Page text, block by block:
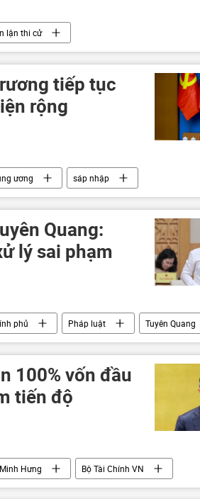
lận thi cử
thi cử
điểm thi
tiếp tục
rộng
ương
sáp nhập
Quang:
lý sai phạm
phủ Pháp luật
Tuyên Quang
Kỳ thi tốt nghiệp THPT tại Việt Nam
100% vốn đầu
tiến độ
Hưng
Bộ Tài Chính VN
chiến lược phát triển kinh tế